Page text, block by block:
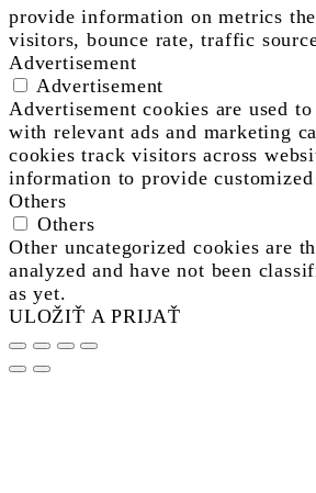
provide information on metrics
visitors, bounce rate, traffic
Advertisement
Advertisement
Advertisement cookies are used
with relevant ads and marketing
cookies track visitors across
information to provide customized
Others
Others
Other uncategorized cookies are
analyzed and have not been
as yet.
ULOŽIŤ A PRIJAŤ